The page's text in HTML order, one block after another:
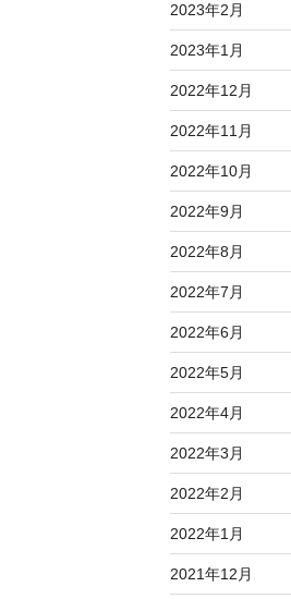
2023年2月
2023年1月
2022年12月
2022年11月
2022年10月
2022年9月
2022年8月
2022年7月
2022年6月
2022年5月
2022年4月
2022年3月
2022年2月
2022年1月
2021年12月